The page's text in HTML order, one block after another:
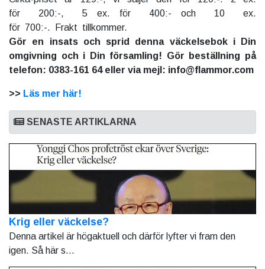
för 200:-, 5 ex. för 400:- och 10 ex.
för 700:-. Frakt tillkommer.
Gör en insats och sprid denna väckelsebok i Din
omgivning och i Din församling! Gör beställning på
telefon: 0383-161 64 eller via mejl: info@flammor.com
>> Läs mer här!
SENASTE ARTIKLARNA
Krig eller väckelse?
Denna artikel är högaktuell och därför lyfter vi fram den
igen. Så här s...